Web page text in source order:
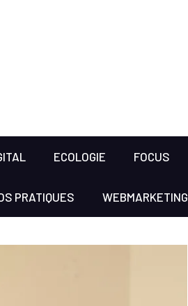
ECOLOGIE FOCUS
PRATIQUES WEBMARKETING